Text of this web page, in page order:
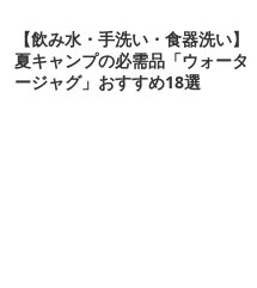
【飲み水・手洗い・食器洗い】
夏キャンプの必需品「ウォータ
ージャグ」おすすめ18選